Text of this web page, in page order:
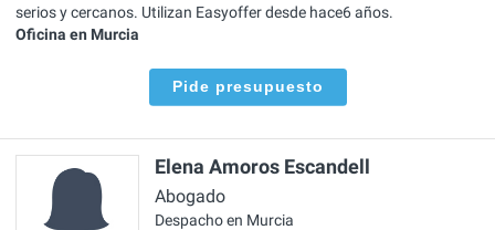
serios y cercanos. Utilizan Easyoffer desde hace6 años.
Oficina en Murcia
Pide presupuesto
Elena Amoros Escandell
Abogado
Despacho en Murcia